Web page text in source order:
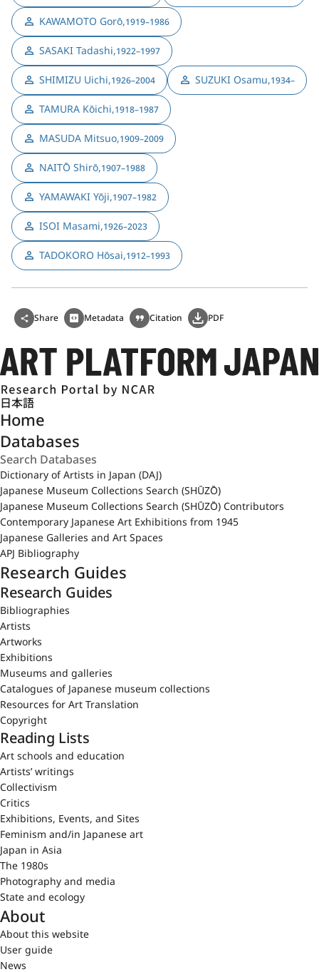
KAWAMOTO Gorō,1919–1986
SASAKI Tadashi,1922–1997
SHIMIZU Uichi,1926–2004 SUZUKI Osamu,1934–
TAMURA Kōichi,1918–1987
MASUDA Mitsuo,1909–2009
NAITŌ Shirō,1907–1988
YAMAWAKI Yōji,1907–1982
ISOI Masami,1926–2023
TADOKORO Hōsai,1912–1993
Share Metadata Citation PDF
日本語
Home
Databases
Dictionary of Artists in Japan (DAJ)
Japanese Museum Collections Search (SHŪZŌ)
Japanese Museum Collections Search (SHŪZŌ) Contributors
Contemporary Japanese Art Exhibitions from 1945
Japanese Galleries and Art Spaces
APJ Bibliography
Research Guides
Research Guides
Bibliographies
Artists
Artworks
Exhibitions
Museums and galleries
Catalogues of Japanese museum collections
Resources for Art Translation
Copyright
Reading Lists
Art schools and education
Artists’ writings
Collectivism
Critics
Exhibitions, Events, and Sites
Feminism and/in Japanese art
Japan in Asia
The 1980s
Photography and media
State and ecology
About
About this website
User guide
News